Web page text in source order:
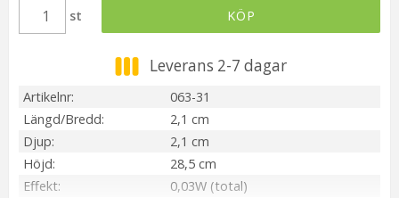
st
KÖP
Leverans 2-7 dagar
Artikelnr
063-31
Längd/Bredd
2,1 cm
Djup
2,1 cm
Höjd
28,5 cm
Effekt
0,03W (total)